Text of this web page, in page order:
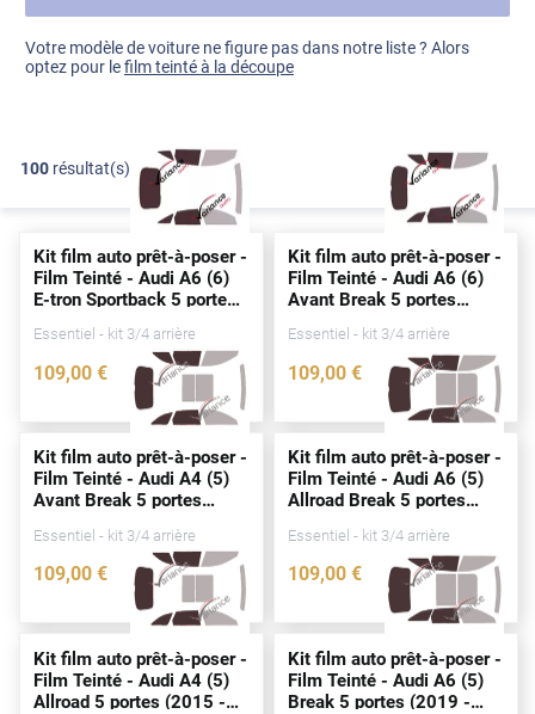
Ford
Hyundai
Land Rover
Mini
Opel
Peugeot
Skoda
Voir tout
Votre modèle de voiture ne figure pas dans notre liste ? Alors
optez pour lefilm teinté à la découpe
100 résultat(s) FILTRER
Kit film auto prêt-à-poser -
Film Teinté - Audi A6 (6)
E-tron Sportback 5portes
Essentiel - kit 3/4 arrière
109,00 €
5299-AUD
Kit film auto prêt-à-poser -
Film Teinté - Audi A6 (6)
Avant Break 5portes
Essentiel - kit 3/4 arrière
109,00 €
5359-AUD
Kit film auto prêt-à-poser -
Film Teinté - Audi A4 (5)
Avant Break 5portes
Essentiel - kit 3/4 arrière
109,00 €
3572-AUD
Kit film auto prêt-à-poser -
Film Teinté - Audi A6 (5)
Allroad Break 5portes
Essentiel - kit 3/4 arrière
109,00 €
4360-AUD
Kit film auto prêt-à-poser -
Film Teinté - Audi A4 (5)
Allroad 5portes (2015 -
Kit film auto prêt-à-poser -
Film Teinté - Audi A6 (5)
Break 5portes (2019 -